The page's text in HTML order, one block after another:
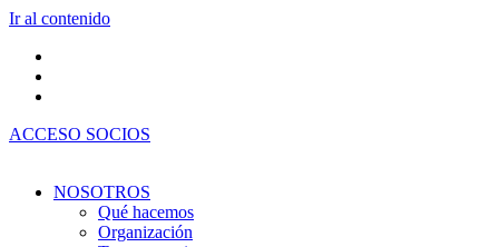
Ir al contenido
ACCESO SOCIOS
NOSOTROS
Qué hacemos
Organización